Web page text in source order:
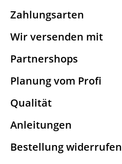
Zahlungsarten
Wir versenden mit
Partnershops
Planung vom Profi
Qualität
Anleitungen
Bestellung widerrufen